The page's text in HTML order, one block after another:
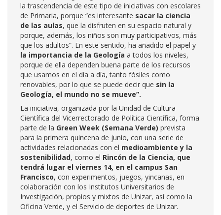
la trascendencia de este tipo de iniciativas con escolares
de Primaria, porque “es interesante sacar la ciencia
de las aulas, que la disfruten en su espacio natural y
porque, además, los niños son muy participativos, más
que los adultos”. En este sentido, ha añadido el papel y
la importancia de la Geología a todos los niveles,
porque de ella dependen buena parte de los recursos
que usamos en el día a día, tanto fósiles como
renovables, por lo que se puede decir que sin la
Geología, el mundo no se mueve”.
La iniciativa, organizada por la Unidad de Cultura
Científica del Vicerrectorado de Política Científica, forma
parte de la Green Week (Semana Verde) prevista
para la primera quincena de junio, con una serie de
actividades relacionadas con el medioambiente y la
sostenibilidad, como el Rincón de la Ciencia, que
tendrá lugar el viernes 14, en el campus San
Francisco, con experimentos, juegos, yincanas, en
colaboración con los Institutos Universitarios de
Investigación, propios y mixtos de Unizar, así como la
Oficina Verde, y el Servicio de deportes de Unizar.